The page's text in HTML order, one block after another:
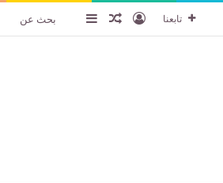
تابعنا تسجيل الدخول
عنصر عشوائي
إضافة عمود جانبي